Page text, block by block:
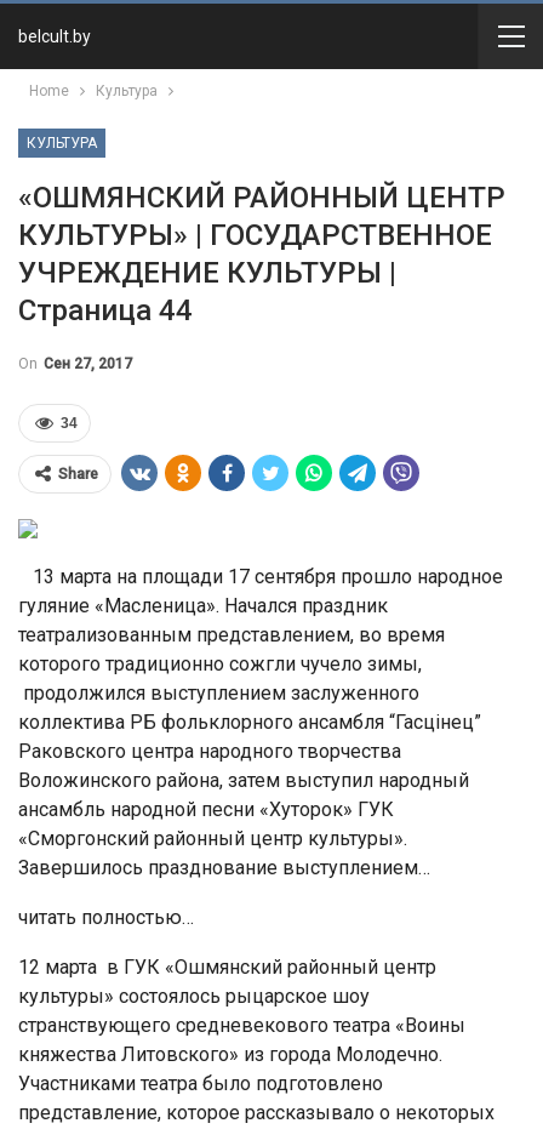
belcult.by
Home Культура
КУЛЬТУРА
«ОШМЯНСКИЙ РАЙОННЫЙ ЦЕНТР
КУЛЬТУРЫ» | ГОСУДАРСТВЕННОЕ
УЧРЕЖДЕНИЕ КУЛЬТУРЫ |
Страница 44
On Сен 27, 2017
34
Share
13 марта на площади 17 сентября прошло народное
гуляние «Масленица». Начался праздник
театрализованным представлением, во время
которого традиционно сожгли чучело зимы,
продолжился выступлением заслуженного
коллектива РБ фольклорного ансамбля “Гасцінец”
Раковского центра народного творчества
Воложинского района, затем выступил народный
ансамбль народной песни «Хуторок» ГУК
«Сморгонский районный центр культуры».
Завершилось празднование выступлением…
читать полностью…
12 марта в ГУК «Ошмянский районный центр
культуры» состоялось рыцарское шоу
странствующего средневекового театра «Воины
княжества Литовского» из города Молодечно.
Участниками театра было подготовлено
представление, которое рассказывало о некоторых